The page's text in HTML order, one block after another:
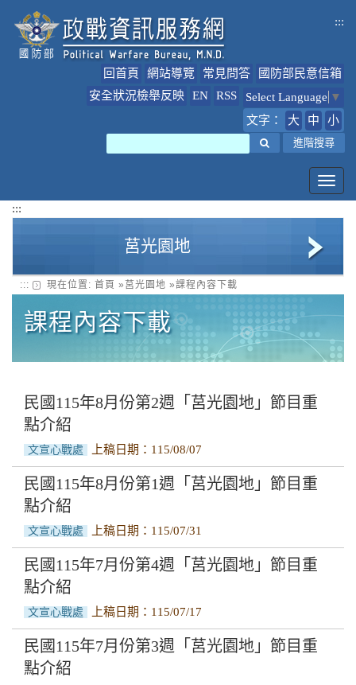
:::
回首頁 網站導覽 常見問答
國防部民意信箱
安全狀況檢舉反映
EN RSS Select Language ▼
文字：
大 中 小
進階搜尋
:::
莒光園地
莒光園地簡介
課程內容下載
莒光園地線上收視專頁
佳文選讀
文宣影片
空中英語教室好想講英文
國軍軍歌推廣曲目
::: 現在位置: 首頁 »莒光園地 »課程內容下載
課程內容下載
民國115年8月份第2週「莒光園地」節目重
點介紹
文宣心戰處 上稿日期：115/08/07
民國115年8月份第1週「莒光園地」節目重
點介紹
文宣心戰處 上稿日期：115/07/31
民國115年7月份第4週「莒光園地」節目重
點介紹
文宣心戰處 上稿日期：115/07/17
民國115年7月份第3週「莒光園地」節目重
點介紹